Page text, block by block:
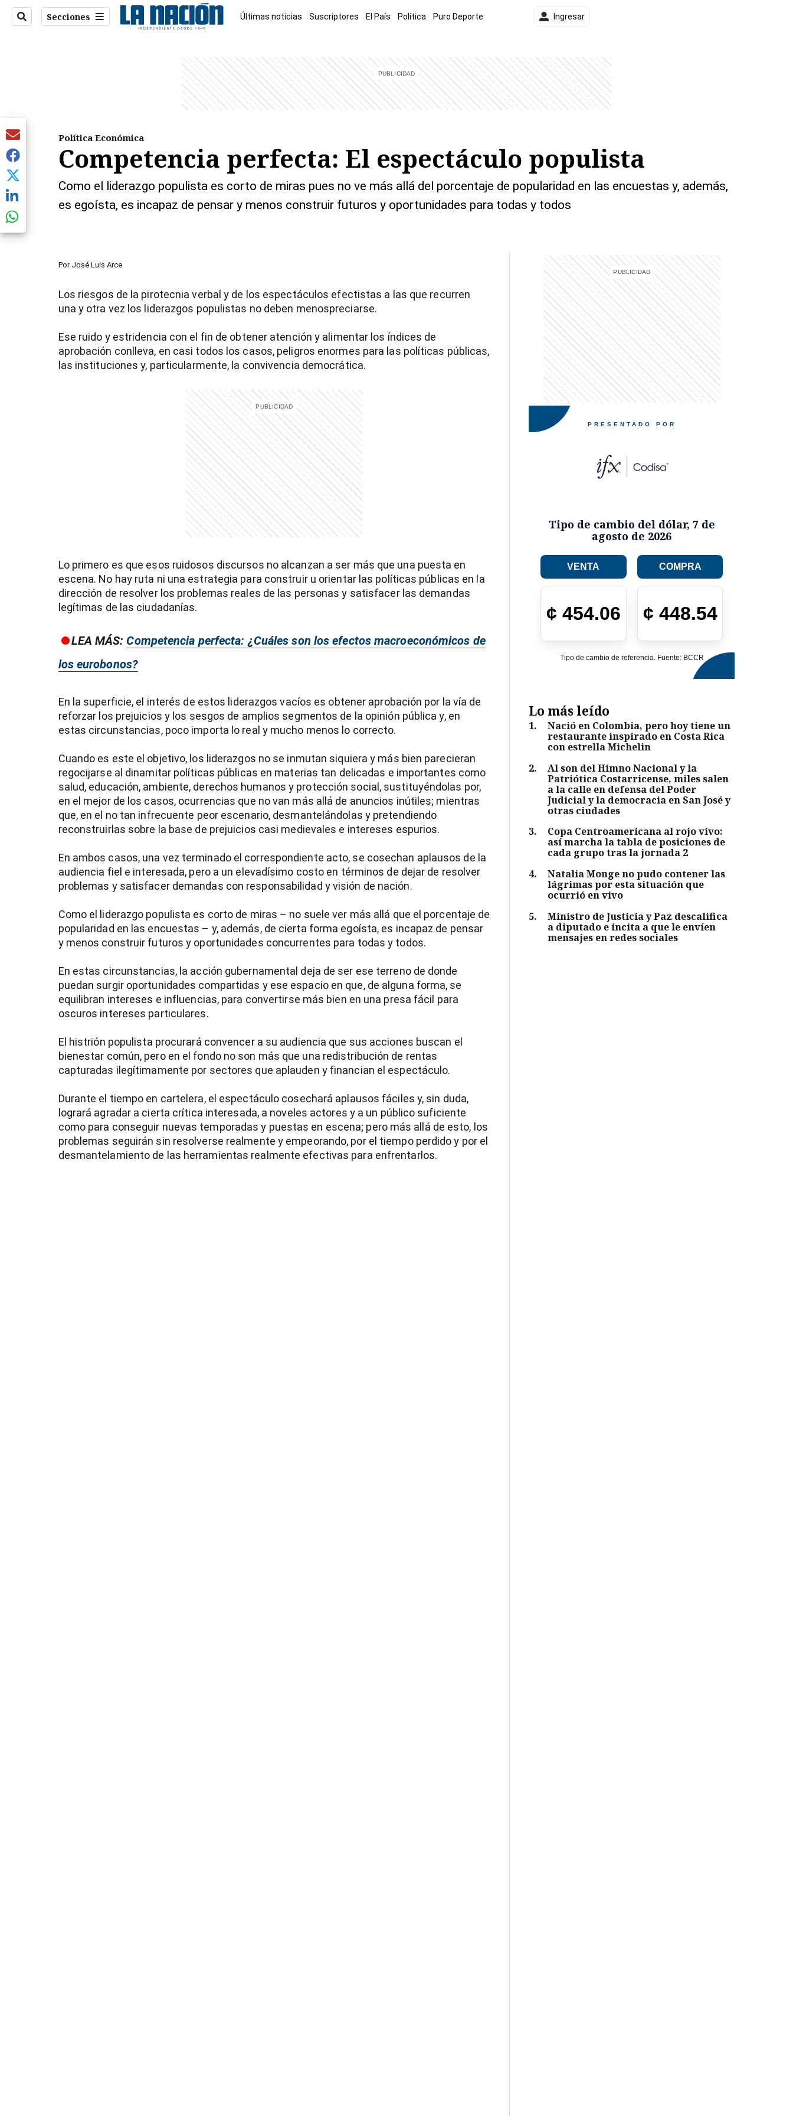
Secciones Últimas noticias Suscriptores El País Política Puro Deporte Ingresar
Política Económica
Competencia perfecta: El espectáculo populista
Como el liderazgo populista es corto de miras pues no ve más allá del porcentaje de popularidad en las encuestas y, además,
es egoísta, es incapaz de pensar y menos construir futuros y oportunidades para todas y todos
Por José Luis Arce
Los riesgos de la pirotecnia verbal y de los espectáculos efectistas a las que recurren
una y otra vez los liderazgos populistas no deben menospreciarse.
Ese ruido y estridencia con el fin de obtener atención y alimentar los índices de
aprobación conlleva, en casi todos los casos, peligros enormes para las políticas públicas,
las instituciones y, particularmente, la convivencia democrática.
Lo primero es que esos ruidosos discursos no alcanzan a ser más que una puesta en
escena. No hay ruta ni una estrategia para construir u orientar las políticas públicas en la
dirección de resolver los problemas reales de las personas y satisfacer las demandas
legítimas de las ciudadanías.
LEA MÁS: Competencia perfecta: ¿Cuáles son los efectos macroeconómicos de
los eurobonos?
En la superficie, el interés de estos liderazgos vacíos es obtener aprobación por la vía de
reforzar los prejuicios y los sesgos de amplios segmentos de la opinión pública y, en
estas circunstancias, poco importa lo real y mucho menos lo correcto.
Cuando es este el objetivo, los liderazgos no se inmutan siquiera y más bien parecieran
regocijarse al dinamitar políticas públicas en materias tan delicadas e importantes como
salud, educación, ambiente, derechos humanos y protección social, sustituyéndolas por,
en el mejor de los casos, ocurrencias que no van más allá de anuncios inútiles; mientras
que, en el no tan infrecuente peor escenario, desmantelándolas y pretendiendo
reconstruirlas sobre la base de prejuicios casi medievales e intereses espurios.
En ambos casos, una vez terminado el correspondiente acto, se cosechan aplausos de la
audiencia fiel e interesada, pero a un elevadísimo costo en términos de dejar de resolver
problemas y satisfacer demandas con responsabilidad y visión de nación.
Como el liderazgo populista es corto de miras – no suele ver más allá que el porcentaje de
popularidad en las encuestas – y, además, de cierta forma egoísta, es incapaz de pensar
y menos construir futuros y oportunidades concurrentes para todas y todos.
En estas circunstancias, la acción gubernamental deja de ser ese terreno de donde
puedan surgir oportunidades compartidas y ese espacio en que, de alguna forma, se
equilibran intereses e influencias, para convertirse más bien en una presa fácil para
oscuros intereses particulares.
El histrión populista procurará convencer a su audiencia que sus acciones buscan el
bienestar común, pero en el fondo no son más que una redistribución de rentas
capturadas ilegítimamente por sectores que aplauden y financian el espectáculo.
Durante el tiempo en cartelera, el espectáculo cosechará aplausos fáciles y, sin duda,
logrará agradar a cierta crítica interesada, a noveles actores y a un público suficiente
como para conseguir nuevas temporadas y puestas en escena; pero más allá de esto, los
problemas seguirán sin resolverse realmente y empeorando, por el tiempo perdido y por el
desmantelamiento de las herramientas realmente efectivas para enfrentarlos.
PRESENTADO POR
Tipo de cambio del dólar, 7 de
agosto de 2026
VENTA COMPRA
¢ 454.06 ¢ 448.54
Tipo de cambio de referencia. Fuente: BCCR
Lo más leído
1.
Nació en Colombia, pero hoy tiene un
restaurante inspirado en Costa Rica
con estrella Michelin
2.
Al son del Himno Nacional y la
Patriótica Costarricense, miles salen
a la calle en defensa del Poder
Judicial y la democracia en San José y
otras ciudades
3.
Copa Centroamericana al rojo vivo:
así marcha la tabla de posiciones de
cada grupo tras la jornada 2
4.
Natalia Monge no pudo contener las
lágrimas por esta situación que
ocurrió en vivo
5.
Ministro de Justicia y Paz descalifica
a diputado e incita a que le envíen
mensajes en redes sociales